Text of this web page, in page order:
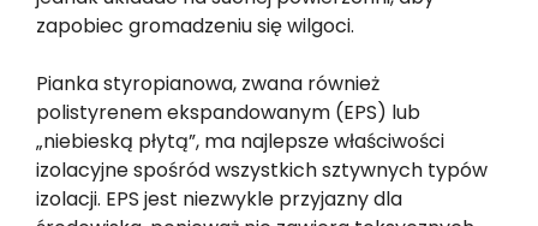
zapobiec gromadzeniu się wilgoci.
Pianka styropianowa, zwana również
polistyrenem ekspandowanym (EPS) lub
„niebieską płytą”, ma najlepsze właściwości
izolacyjne spośród wszystkich sztywnych typów
izolacji. EPS jest niezwykle przyjazny dla